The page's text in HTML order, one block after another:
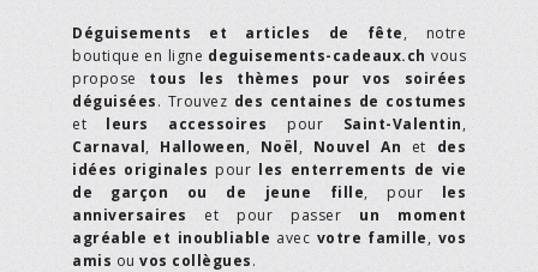
Déguisements et articles de fête, notre
boutique en ligne deguisements-cadeaux.ch vous
propose tous les thèmes pour vos soirées
déguisées. Trouvez des centaines de costumes
et leurs accessoires pour Saint-Valentin,
Carnaval, Halloween, Noël, Nouvel An et des
idées originales pour les enterrements de vie
de garçon ou de jeune fille, pour les
anniversaires et pour passer un moment
agréable et inoubliable avec votre famille, vos
amis ou vos collègues.